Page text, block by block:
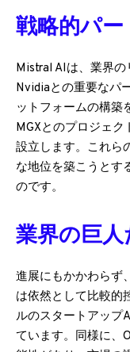
戦略的パ
Mistral AIは、業界の
Nvidiaとの重要なパ
ットフォームの構築
MGXとのプロジェ
設立します。これら
な地位を築こうとす
のです。
業界の巨
進展にもかかわらず
は依然として比較的
ルのスタートアップ
ています。同様に、